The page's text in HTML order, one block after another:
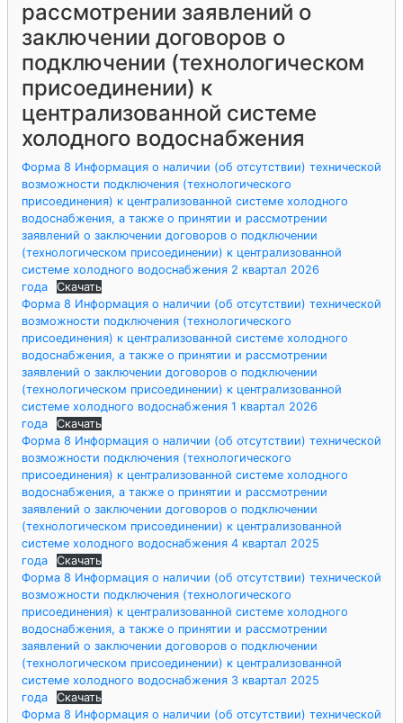
рассмотрении заявлений о
заключении договоров о
подключении (технологическом
присоединении) к
централизованной системе
холодного водоснабжения
Форма 8 Информация о наличии (об отсутствии) технической
возможности подключения (технологического
присоединения) к централизованной системе холодного
водоснабжения, а также о принятии и рассмотрении
заявлений о заключении договоров о подключении
(технологическом присоединении) к централизованной
системе холодного водоснабжения 2 квартал 2026
года
Скачать
Форма 8 Информация о наличии (об отсутствии) технической
возможности подключения (технологического
присоединения) к централизованной системе холодного
водоснабжения, а также о принятии и рассмотрении
заявлений о заключении договоров о подключении
(технологическом присоединении) к централизованной
системе холодного водоснабжения 1 квартал 2026
года
Скачать
Форма 8 Информация о наличии (об отсутствии) технической
возможности подключения (технологического
присоединения) к централизованной системе холодного
водоснабжения, а также о принятии и рассмотрении
заявлений о заключении договоров о подключении
(технологическом присоединении) к централизованной
системе холодного водоснабжения 4 квартал 2025
года
Скачать
Форма 8 Информация о наличии (об отсутствии) технической
возможности подключения (технологического
присоединения) к централизованной системе холодного
водоснабжения, а также о принятии и рассмотрении
заявлений о заключении договоров о подключении
(технологическом присоединении) к централизованной
системе холодного водоснабжения 3 квартал 2025
года
Скачать
Форма 8 Информация о наличии (об отсутствии) технической